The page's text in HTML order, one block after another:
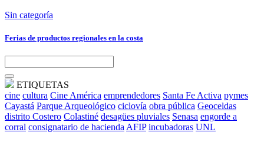
Sin categoría
Ferias de productos regionales en la costa
ETIQUETAS
cine cultura Cine América emprendedores Santa Fe Activa pymes
Cayastá Parque Arqueológico ciclovía obra pública Geoceldas
distrito Costero Colastiné desagües pluviales Senasa engorde a
corral consignatario de hacienda AFIP incubadoras UNL